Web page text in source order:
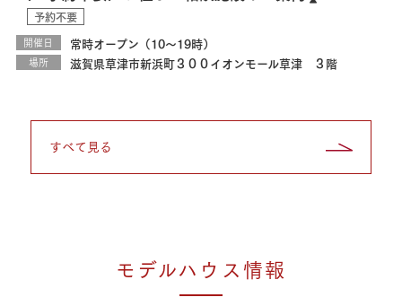
予約不要
開催日
常時オープン（10～19時）
場所 滋賀県草津市新浜町３００イオンモール草津 ３階
すべて見る
モデルハウス情報